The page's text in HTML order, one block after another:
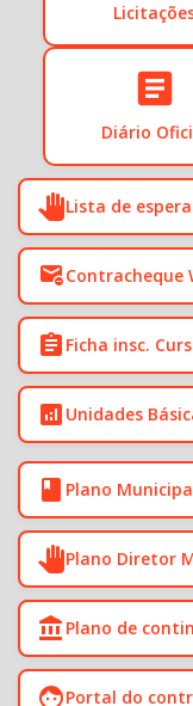
article
Diário
pan_toolLista de espera
unsubscribeContracheque
assignment Ficha insc.
analytics Unidades
book Plano
pan_toolPlano Diretor
account_balance Plano de
facePortal do